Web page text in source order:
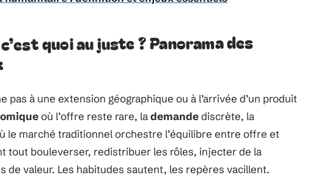
quoi au juste ? Panorama des
pas à une extension géographique ou à l’arrivée d’un produit
où l’offre reste rare, lademandediscrète, la
le marché traditionnel orchestre l’équilibre entre offre et
tout bouleverser, redistribuer les rôles, injecter de la
de valeur. Les habitudes sautent, les repères vacillent.